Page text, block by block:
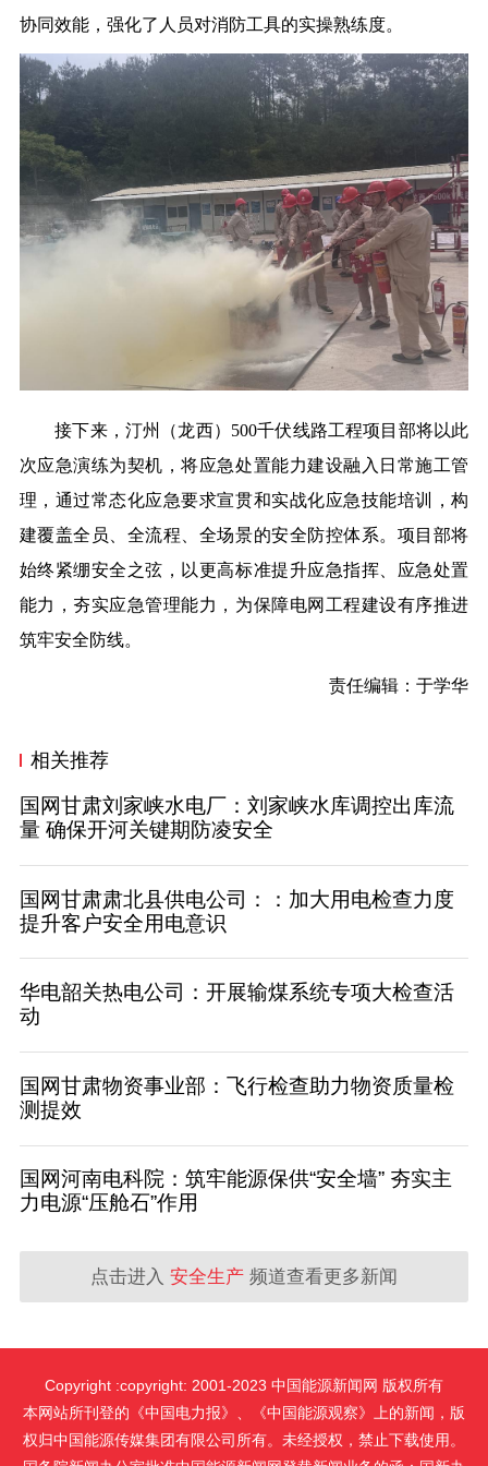
协同效能，强化了人员对消防工具的实操熟练度。
接下来，汀州（龙西）500千伏线路工程项目部将以此
次应急演练为契机，将应急处置能力建设融入日常施工管
理，通过常态化应急要求宣贯和实战化应急技能培训，构
建覆盖全员、全流程、全场景的安全防控体系。项目部将
始终紧绷安全之弦，以更高标准提升应急指挥、应急处置
能力，夯实应急管理能力，为保障电网工程建设有序推进
筑牢安全防线。
责任编辑：于学华
相关推荐
国网甘肃刘家峡水电厂：刘家峡水库调控出库流
量 确保开河关键期防凌安全
国网甘肃肃北县供电公司：：加大用电检查力度
提升客户安全用电意识
华电韶关热电公司：开展输煤系统专项大检查活
动
国网甘肃物资事业部：飞行检查助力物资质量检
测提效
国网河南电科院：筑牢能源保供“安全墙” 夯实主
力电源“压舱石”作用
点击进入 安全生产 频道查看更多新闻
Copyright :copyright: 2001-2023 中国能源新闻网 版权所有
本网站所刊登的《中国电力报》、《中国能源观察》上的新闻，版
权归中国能源传媒集团有限公司所有。未经授权，禁止下载使用。